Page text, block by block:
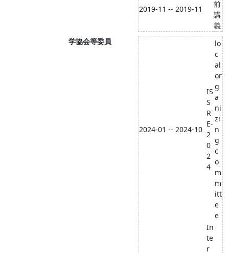
2019-11 -- 2019-11
前
講
義
学協会等委員
2024-01 -- 2024-10
IS
S
R
E-
2
0
2
4
lo
c
al
or
g
a
ni
zi
n
g
c
o
m
m
itt
e
e
In
te
r